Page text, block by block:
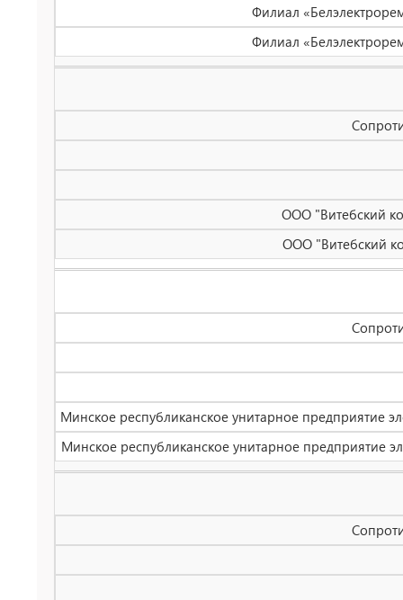
Филиал
Филиал
ООО "Витебский
ООО "Витебский
Минское республиканское унитарное предприятие
Минское республиканское унитарное предприятие